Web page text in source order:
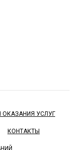
ОКАЗАНИЯ УСЛУГ
КОНТАКТЫ